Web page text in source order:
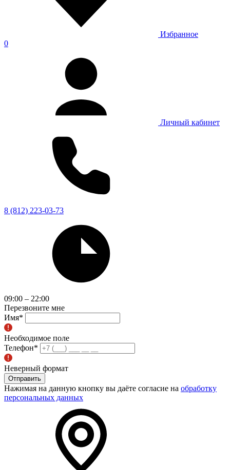
Избранное
0
Личный кабинет
8 (812) 223-03-73
09:00 – 22:00
Перезвоните мне
Имя*
Необходимое поле
Телефон*
Неверный формат
Отправить
Нажимая на данную кнопку вы даёте согласие на обработку
персональных данных